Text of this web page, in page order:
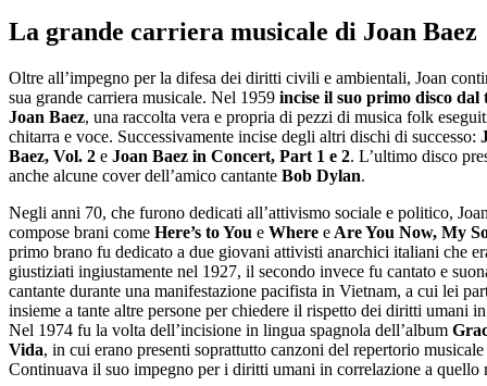
La grande carriera musicale di Joan Baez
Oltre all’impegno per la difesa dei diritti civili e ambientali, Joan
sua grande carriera musicale. Nel 1959 incise il suo primo disco dal
Joan Baez, una raccolta vera e propria di pezzi di musica folk
chitarra e voce. Successivamente incise degli altri dischi di successo:
Baez, Vol. 2 e Joan Baez in Concert, Part 1 e 2. L’ultimo disco
anche alcune cover dell’amico cantante Bob Dylan.
Negli anni 70, che furono dedicati all’attivismo sociale e politico,
compose brani come Here’s to You e Where e Are You Now, My
primo brano fu dedicato a due giovani attivisti anarchici italiani che
giustiziati ingiustamente nel 1927, il secondo invece fu cantato e
cantante durante una manifestazione pacifista in Vietnam, a cui lei
insieme a tante altre persone per chiedere il rispetto dei diritti umani
Nel 1974 fu la volta dell’incisione in lingua spagnola dell’album
Vida, in cui erano presenti soprattutto canzoni del repertorio
Continuava il suo impegno per i diritti umani in correlazione a quello